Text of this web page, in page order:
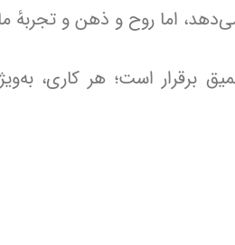
اما روح و ذهن و تجربهٔ ما
برقرار است؛ هر کاری،